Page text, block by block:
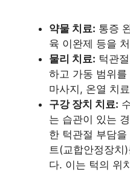
약물 치료: 통증
육 이완제 등을
물리 치료: 턱관
하고 가동 범위
마사지, 온열 치
구강 장치 치료:
는 습관이 있는
한 턱관절 부담
트(교합안정장치
다. 이는 턱의 위